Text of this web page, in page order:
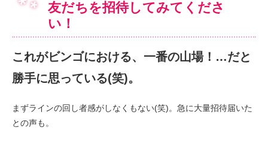
友だちを招待してみてくださ
い！
これがビンゴにおける、一番の山場！…だと
勝手に思っている(笑)。
まずラインの回し者感がしなくもない(笑)。急に大量招待届いた
との声も。